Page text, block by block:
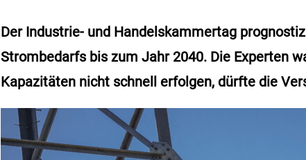
Der Industrie- und Handelskammertag
Strombedarfs bis zum Jahr 2040. Die Experten
Kapazitäten nicht schnell erfolgen, dürfte die